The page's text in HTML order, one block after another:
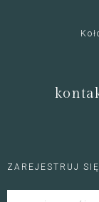
ZAREJESTRUJ